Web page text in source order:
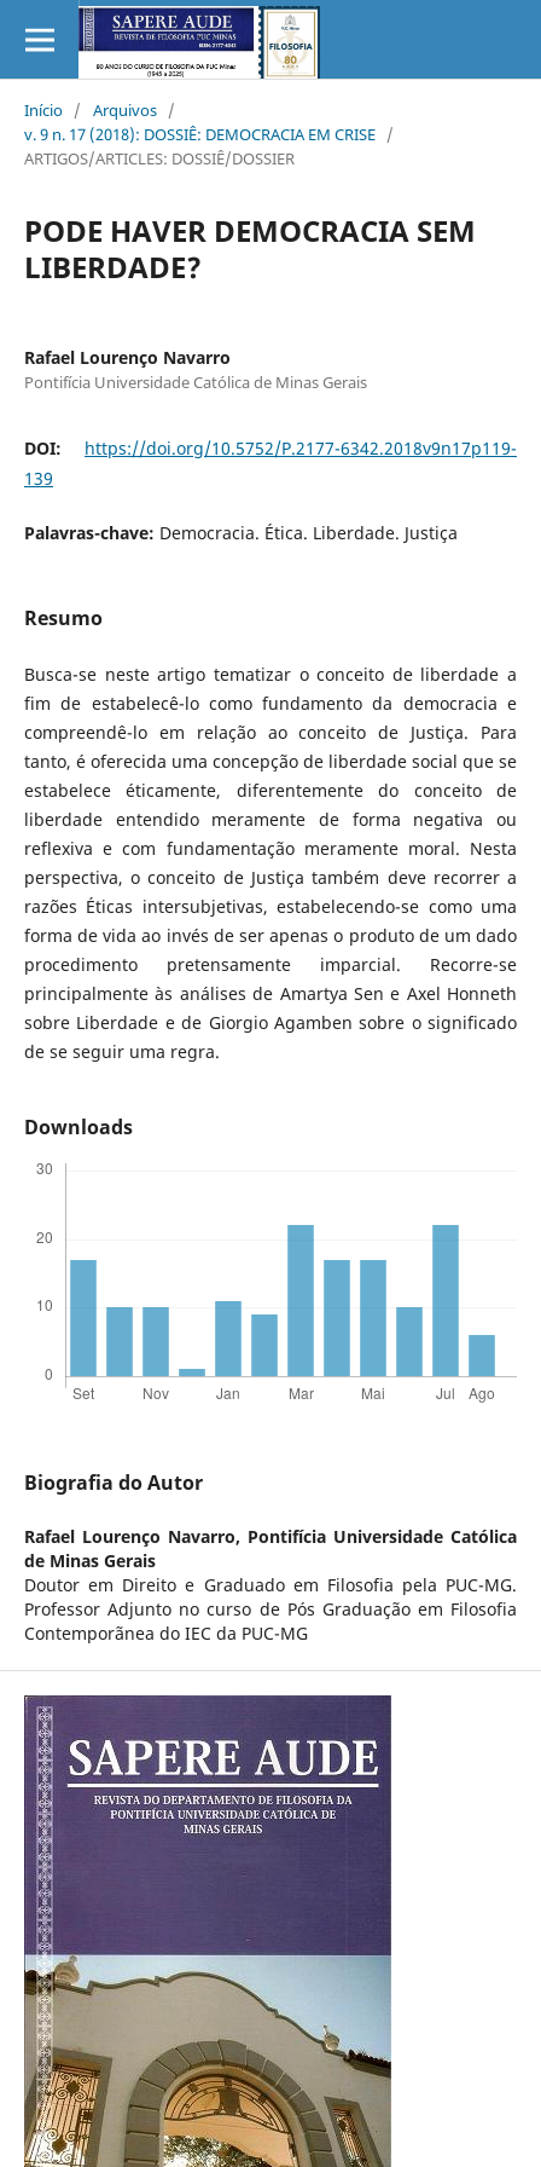
Início / Arquivos /
v. 9 n. 17 (2018): DOSSIÊ: DEMOCRACIA EM CRISE /
ARTIGOS/ARTICLES: DOSSIÊ/DOSSIER
PODE HAVER DEMOCRACIA SEM
LIBERDADE?
Rafael Lourenço Navarro
Pontifícia Universidade Católica de Minas Gerais
DOI: https://doi.org/10.5752/P.2177-6342.2018v9n17p119-
139
Palavras-chave: Democracia. Ética. Liberdade. Justiça
Resumo
Busca-se neste artigo tematizar o conceito de liberdade a
fim de estabelecê-lo como fundamento da democracia e
compreendê-lo em relação ao conceito de Justiça. Para
tanto, é oferecida uma concepção de liberdade social que se
estabelece éticamente, diferentemente do conceito de
liberdade entendido meramente de forma negativa ou
reflexiva e com fundamentação meramente moral. Nesta
perspectiva, o conceito de Justiça também deve recorrer a
razões Éticas intersubjetivas, estabelecendo-se como uma
forma de vida ao invés de ser apenas o produto de um dado
procedimento pretensamente imparcial. Recorre-se
principalmente às análises de Amartya Sen e Axel Honneth
sobre Liberdade e de Giorgio Agamben sobre o significado
de se seguir uma regra.
Downloads
Biografia do Autor
Rafael Lourenço Navarro, Pontifícia Universidade Católica
de Minas Gerais
Doutor em Direito e Graduado em Filosofia pela PUC-MG.
Professor Adjunto no curso de Pós Graduação em Filosofia
Contemporãnea do IEC da PUC-MG